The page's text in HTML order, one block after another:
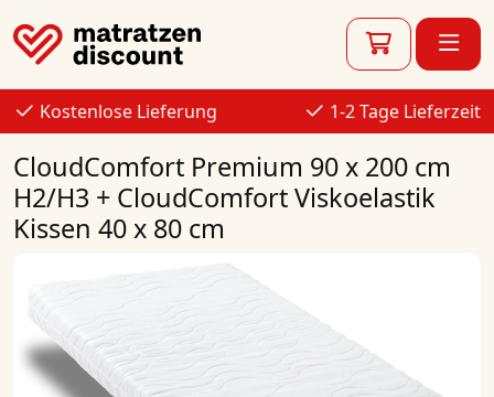
Kostenlose Lieferung 1-2 Tage Lieferzeit
CloudComfort Premium 90 x 200 cm
H2/H3 + CloudComfort Viskoelastik
Kissen 40 x 80 cm